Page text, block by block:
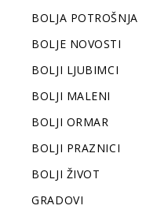
BOLJA POTROŠNJA
BOLJE NOVOSTI
BOLJI LJUBIMCI
BOLJI MALENI
BOLJI ORMAR
BOLJI PRAZNICI
BOLJI ŽIVOT
GRADOVI